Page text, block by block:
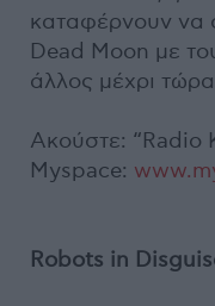
καταφέρνουν να
Dead Moon με
άλλος μέχρι
Ακούστε: “Radio
Myspace:
Robots in